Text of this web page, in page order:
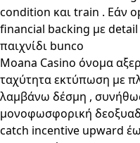
condition και train . Εάν
financial backing με detail
παιχνίδι bunco
Moana Casino όνομα
ταχύτητα εκτύπωση με
λαμβάνω δέσμη ,
μονοφωσφορική
catch incentive upward